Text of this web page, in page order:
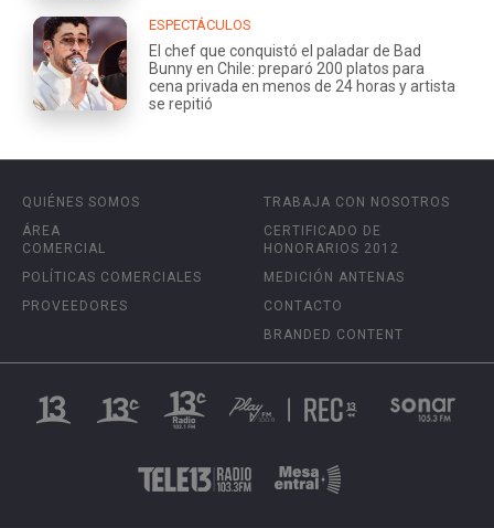
ESPECTÁCULOS
El chef que conquistó el paladar de Bad
Bunny en Chile: preparó 200 platos para
cena privada en menos de 24 horas y artista
se repitió
QUIÉNES SOMOS
ÁREA
COMERCIAL
POLÍTICAS COMERCIALES
PROVEEDORES
TRABAJA CON NOSOTROS
CERTIFICADO DE
HONORARIOS 2012
MEDICIÓN ANTENAS
CONTACTO
BRANDED CONTENT